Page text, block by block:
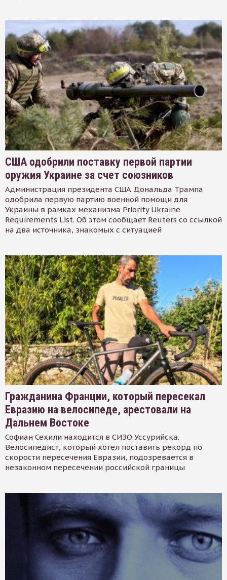
США одобрили поставку первой партии
оружия Украине за счет союзников
Администрация президента США Дональда Трампа
одобрила первую партию военной помощи для
Украины в рамках механизма Priority Ukraine
Requirements List. Об этом сообщает Reuters со ссылкой
на два источника, знакомых с ситуацией
Гражданина Франции, который пересекал
Евразию на велосипеде, арестовали на
Дальнем Востоке
Софиан Сехили находится в СИЗО Уссурийска.
Велосипедист, который хотел поставить рекорд по
скорости пересечения Евразии, подозревается в
незаконном пересечении российской границы